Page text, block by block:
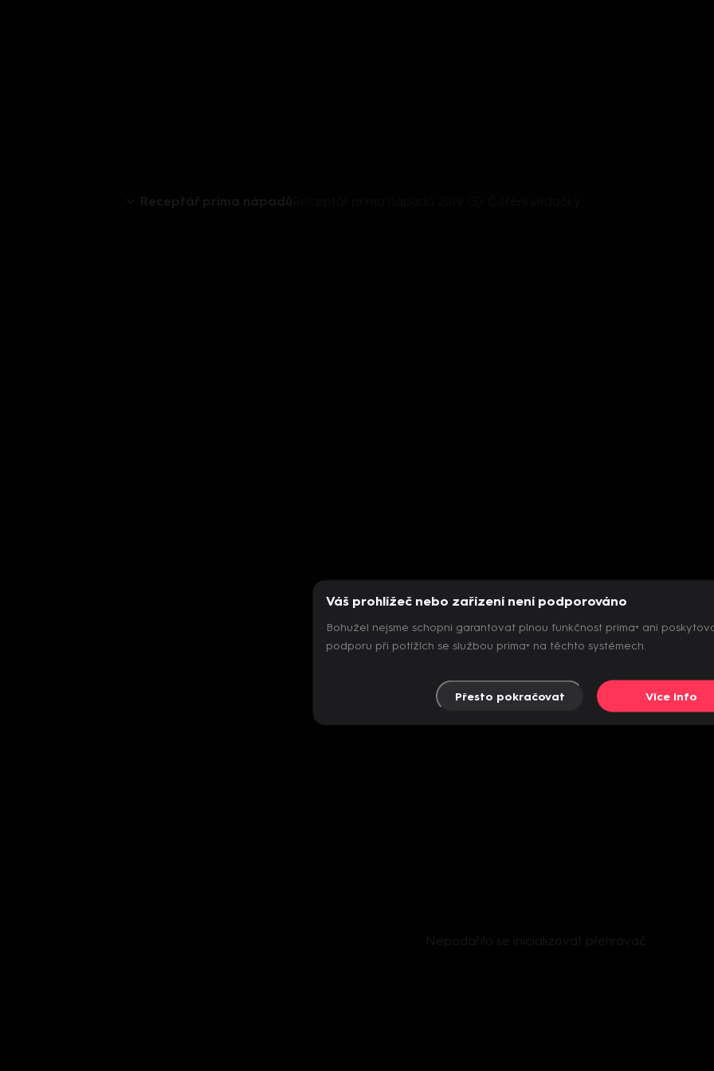
Nepodařilo se inicializovat přehrávač
Váš prohlížeč nebo zařízení není podporováno
Bohužel nejsme schopni garantovat plnou funkčnost prima+ ani
podporu při potížích se službou prima+ na těchto systémech.
Přesto pokračovat Více info